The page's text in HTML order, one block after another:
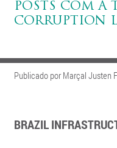
POSTS COM A
CORRUPTION
Publicado por Marçal Justen
BRAZIL